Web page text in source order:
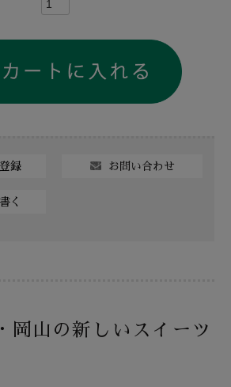
録 お問い合わせ
く
岡山の新しいスイーツ